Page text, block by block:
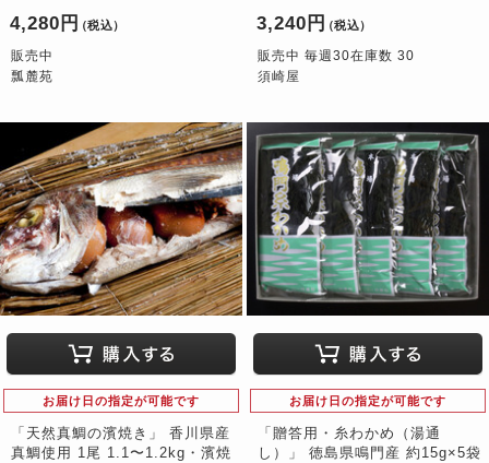
4,280円 （税込）
販売中
瓢麓苑
3,240円 （税込）
販売中 毎週30在庫数 30
須崎屋
お届け日の指定が可能です
「天然真鯛の濱焼き」 香川県産
真鯛使用 1尾 1.1〜1.2kg・濱焼
お届け日の指定が可能です
「贈答用・糸わかめ（湯通
し）」 徳島県鳴門産 約15g×5袋